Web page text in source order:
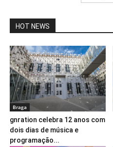
HOT NEWS
Braga
gnration celebra 12 anos com
dois dias de música e
programação...